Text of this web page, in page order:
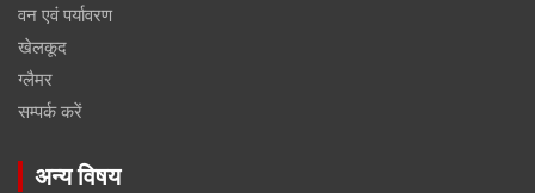
वन एवं पर्यावरण
खेलकूद
ग्लैमर
सम्पर्क करें
अन्य विषय